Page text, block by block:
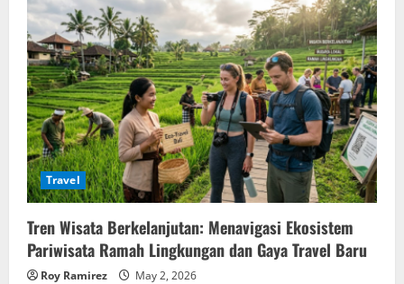
Travel
Tren Wisata Berkelanjutan: Menavigasi Ekosistem
Pariwisata Ramah Lingkungan dan Gaya Travel Baru
Roy Ramirez May 2, 2026